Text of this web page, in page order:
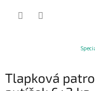
Tlapková